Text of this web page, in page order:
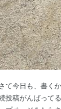
さて今日も、書く
投稿がんばって